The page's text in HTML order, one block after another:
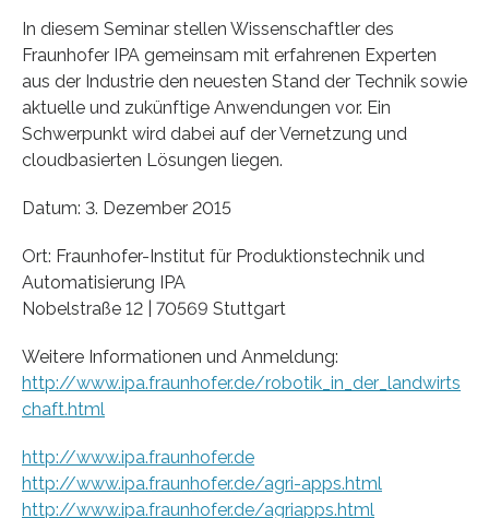
In diesem Seminar stellen Wissenschaftler des
Fraunhofer IPA gemeinsam mit erfahrenen Experten
aus der Industrie den neuesten Stand der Technik sowie
aktuelle und zukünftige Anwendungen vor. Ein
Schwerpunkt wird dabei auf der Vernetzung und
cloudbasierten Lösungen liegen.
Datum: 3. Dezember 2015
Ort: Fraunhofer-Institut für Produktionstechnik und
Automatisierung IPA
Nobelstraße 12 | 70569 Stuttgart
Weitere Informationen und Anmeldung:
http://www.ipa.fraunhofer.de/robotik_in_der_landwirts
chaft.html
http://www.ipa.fraunhofer.de
http://www.ipa.fraunhofer.de/agri-apps.html
http://www.ipa.fraunhofer.de/agriapps.html